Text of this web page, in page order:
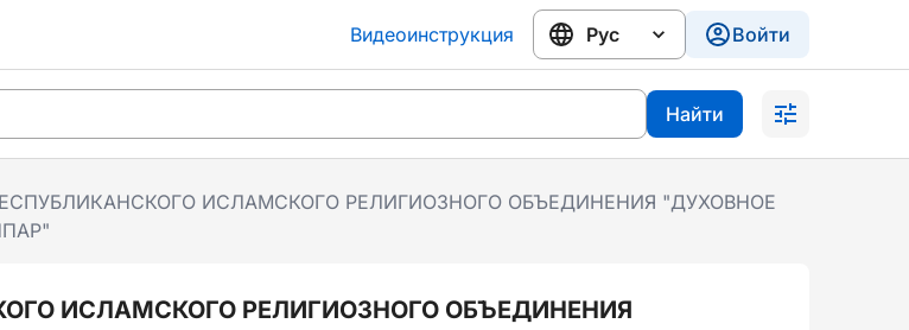
Видеоинструкция Войти
Найти
ИСЛАМСКОГО РЕЛИГИОЗНОГО ОБЪЕДИНЕНИЯ "ДУХОВНОЕ
ИСЛАМСКОГО РЕЛИГИОЗНОГО ОБЪЕДИНЕНИЯ